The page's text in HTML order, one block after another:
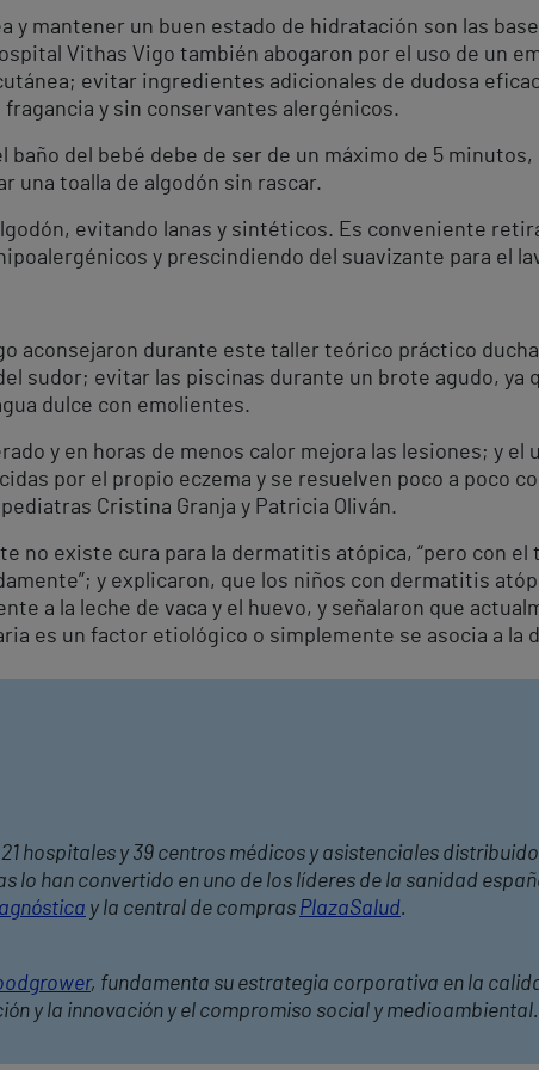
y mantener un buen estado de hidratación son las
Vithas Vigo también abogaron por el uso de un
evitar ingredientes adicionales de dudosa
y sin conservantes alergénicos.
baño del bebé debe de ser de un máximo de 5
una toalla de algodón sin rascar.
evitando lanas y sintéticos. Es conveniente
y prescindiendo del suavizante para el
aconsejaron durante este taller teórico práctico
sudor; evitar las piscinas durante un brote agudo, ya
dulce con emolientes.
y en horas de menos calor mejora las lesiones; y el
por el propio eczema y se resuelven poco a poco
Cristina Granja y Patricia Oliván.
no existe cura para la dermatitis atópica, “pero con
y explicaron, que los niños con dermatitis
a la leche de vaca y el huevo, y señalaron que
es un factor etiológico o simplemente se asocia a la
hospitales y 39 centros médicos y asistenciales
lo han convertido en uno de los líderes de la sanidad
y la central de compras PlazaSalud.
, fundamenta su estrategia corporativa en la
y la innovación y el compromiso social y medioambiental.